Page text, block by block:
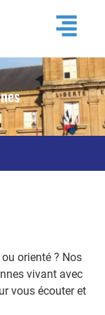
orienté ? Nos
vivant avec
vous écouter et